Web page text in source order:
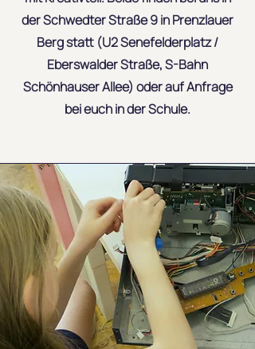
der Schwedter Straße 9 in Prenzlauer
Berg statt (U2 Senefelderplatz /
Eberswalder Straße, S-Bahn
Schönhauser Allee) oder auf Anfrage
bei euch in der Schule.